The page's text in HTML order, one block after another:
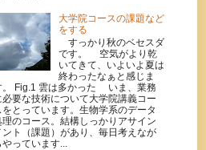
大学院コースの課題など
をする
すっかり秋のベセスダ
です。 空気がより乾
いてきて、いよいよ夏は
終わったなぁと感じま
。 Fig.1 雲は多かった いま、業務
必要な技術について大学院講義コー
をとっています。生物学系のデータ
理のコース。結構しっかりアサイン
ント（課題）があり、毎日考えなが
やっています...